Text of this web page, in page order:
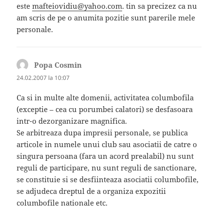
estemafteiovidiu@yahoo.com. tin sa precizez ca nu
am scris de pe o anumita pozitie sunt parerile mele
personale.
Popa Cosmin
24.02.2007 la 10:07
Ca si in multe alte domenii, activitatea columbofila
(exceptie – cea cu porumbei calatori) se desfasoara
intr-o dezorganizare magnifica.
Se arbitreaza dupa impresii personale, se publica
articole in numele unui club sau asociatii de catre o
singura persoana (fara un acord prealabil) nu sunt
reguli de participare, nu sunt reguli de sanctionare,
se constituie si se desfiinteaza asociatii columbofile,
se adjudeca dreptul de a organiza expozitii
columbofile nationale etc.